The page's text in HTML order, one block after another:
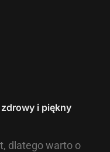
i piękny
dlatego warto o